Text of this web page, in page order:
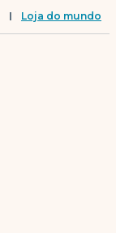
Loja do mundo